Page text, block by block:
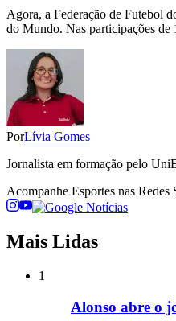
Agora, a Federação de Futebol
do Mundo. Nas participações de
PorLívia Gomes
Jornalista em formação pelo
Acompanhe Esportes nas Redes
Mais Lidas
1
Alonso abre o